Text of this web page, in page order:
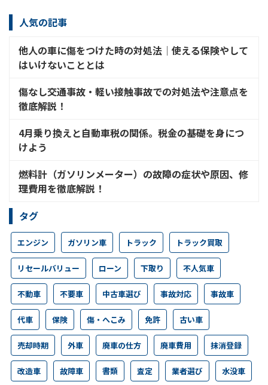
人気の記事
他人の車に傷をつけた時の対処法│使える保険やして
はいけないこととは
傷なし交通事故・軽い接触事故での対処法や注意点を
徹底解説！
4月乗り換えと自動車税の関係。税金の基礎を身につ
けよう
燃料計（ガソリンメーター）の故障の症状や原因、修
理費用を徹底解説！
タグ
エンジン ガソリン車 トラック トラック買取
リセールバリュー ローン 下取り 不人気車
不動車 不要車 中古車選び 事故対応 事故車
代車 保険 傷・へこみ 免許 古い車
売却時期 外車 廃車の仕方 廃車費用 抹消登録
改造車 故障車 書類 査定 業者選び 水没車